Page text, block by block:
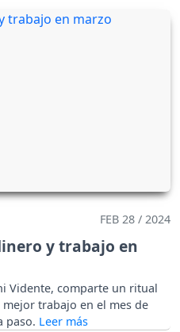
FEB 28 / 2024
y trabajo en
Vidente, comparte un ritual
trabajo en el mes de
paso.